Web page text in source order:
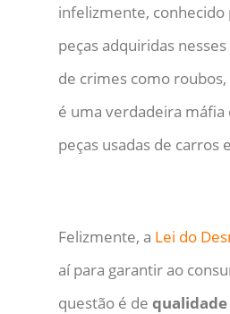
infelizmente, conhecido
peças adquiridas
de crimes como
é uma verdadeira
peças usadas de carros
Felizmente, a Lei do
aí para garantir ao
questão é de qualidade